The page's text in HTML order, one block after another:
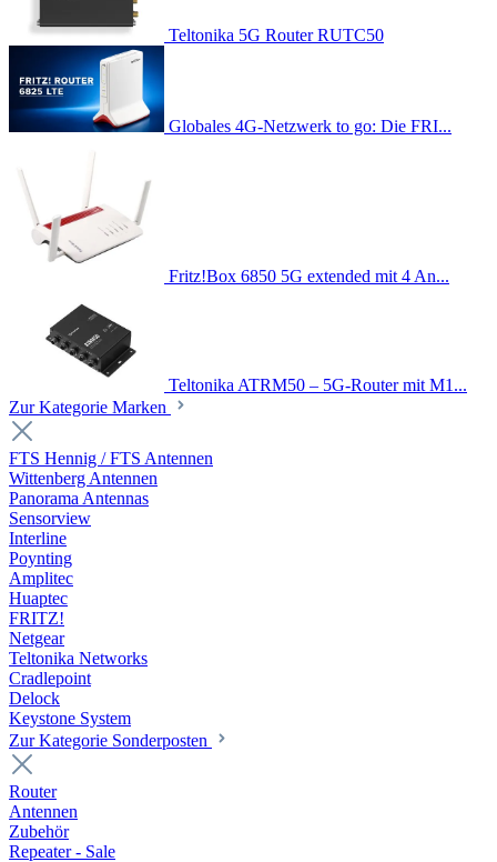
Teltonika 5G Router RUTC50
Globales 4G-Netzwerk to go: Die FRI...
Fritz!Box 6850 5G extended mit 4 An...
Teltonika ATRM50 – 5G-Router mit M1...
Zur Kategorie Marken
FTS Hennig / FTS Antennen
Wittenberg Antennen
Panorama Antennas
Sensorview
Interline
Poynting
Amplitec
Huaptec
FRITZ!
Netgear
Teltonika Networks
Cradlepoint
Delock
Keystone System
Zur Kategorie Sonderposten
Router
Antennen
Zubehör
Repeater - Sale